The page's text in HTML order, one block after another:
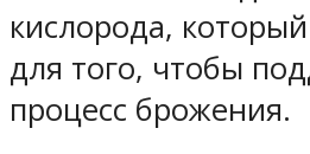
кислорода,
для того, чтобы
процесс брожения.